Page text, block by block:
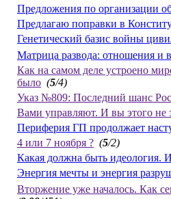
Предложения по организации
Предлагаю поправки в
Генетический базис войны
Матрица развода: отношения и
Как на самом деле устроено
было (5/4)
Указ №809: Последний шанс
Вами управляют. И вы этого не
Периферия ГП продолжает
4 или 7 ноября ? (5/2)
Какая должна быть идеология.
Энергия мечты и энергия
Вторжение уже началось. Как